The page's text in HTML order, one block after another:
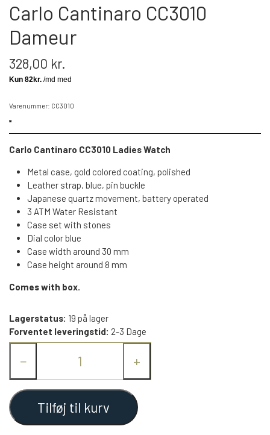
Carlo Cantinaro CC3010
Dameur
328,00 kr.
Varenummer: CC3010
Carlo Cantinaro CC3010 Ladies Watch
Metal case, gold colored coating, polished
Leather strap, blue, pin buckle
Japanese quartz movement, battery operated
3 ATM Water Resistant
Case set with stones
Dial color blue
Case width around 30 mm
Case height around 8 mm
Comes with box.
Lagerstatus: 19 på lager
Forventet leveringstid: 2-3 Dage
− +
Tilføj til kurv